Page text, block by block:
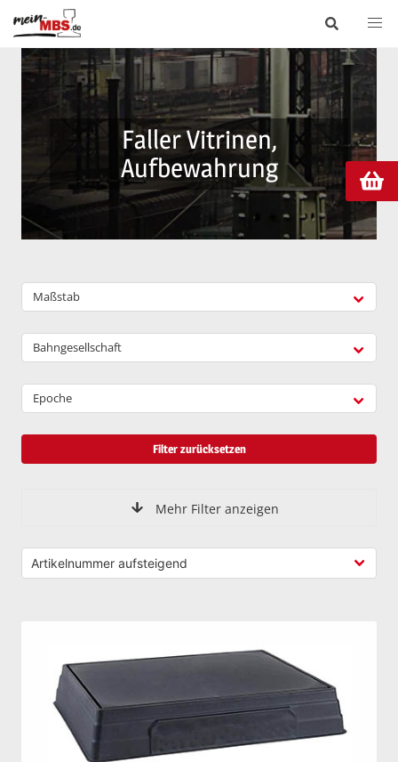
Faller Vitrinen,
Aufbewahrung
Maßstab
Bahngesellschaft
Epoche
Filter zurücksetzen
Mehr Filter anzeigen